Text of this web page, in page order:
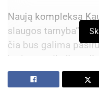
Naują kompleksą
slaugos tarnyba“.
čia bus galima
kuriems reikalinga
nuolatinė specialistų